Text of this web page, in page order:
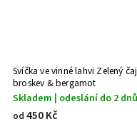
Svíčka ve vinné lahvi Zelený
broskev & bergamot
Skladem | odeslání do 2 dnů
od 450 Kč